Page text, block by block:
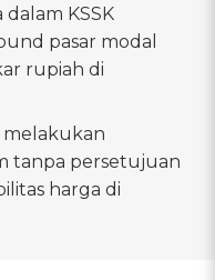
KSSK
pasar modal
rupiah di
melakukan
tanpa persetujuan
harga di